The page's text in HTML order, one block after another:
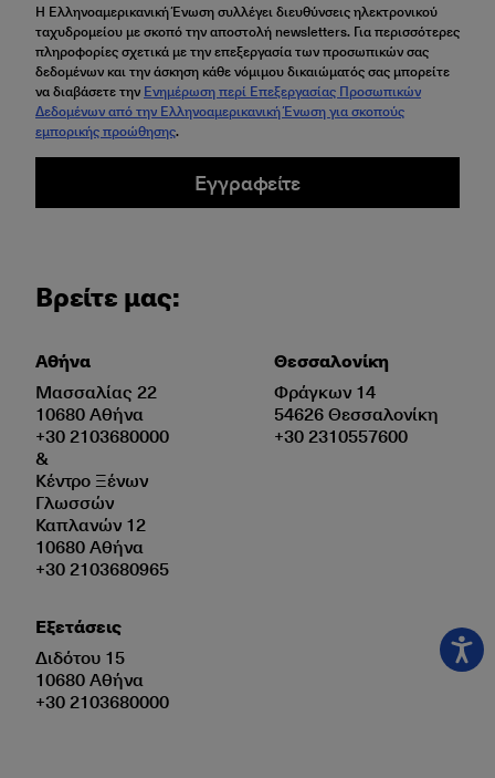
Η Ελληνοαμερικανική Ένωση συλλέγει διευθύνσεις ηλεκτρονικού
ταχυδρομείου με σκοπό την αποστολή newsletters. Για περισσότερες
πληροφορίες σχετικά με την επεξεργασία των προσωπικών σας
δεδομένων και την άσκηση κάθε νόμιμου δικαιώματός σας μπορείτε
να διαβάσετε την Ενημέρωση περί Επεξεργασίας Προσωπικών
Δεδομένων από την Ελληνοαμερικανική Ένωση για σκοπούς
εμπορικής προώθησης.
Εγγραφείτε
Βρείτε μας:
Αθήνα
Μασσαλίας 22
10680 Αθήνα
+30 2103680000
&
Κέντρο Ξένων
Γλωσσών
Καπλανών 12
10680 Αθήνα
+30 2103680965
Εξετάσεις
Διδότου 15
10680 Αθήνα
+30 2103680000
Θεσσαλονίκη
Φράγκων 14
54626 Θεσσαλονίκη
+30 2310557600